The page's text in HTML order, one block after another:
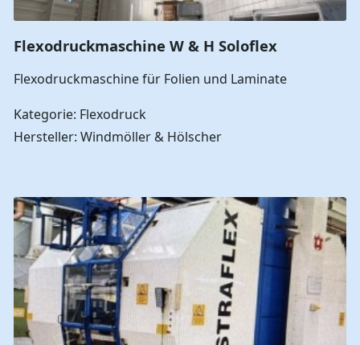
Flexodruckmaschine W & H Soloflex
Flexodruckmaschine für Folien und Laminate
Kategorie: Flexodruck
Hersteller: Windmöller & Hölscher